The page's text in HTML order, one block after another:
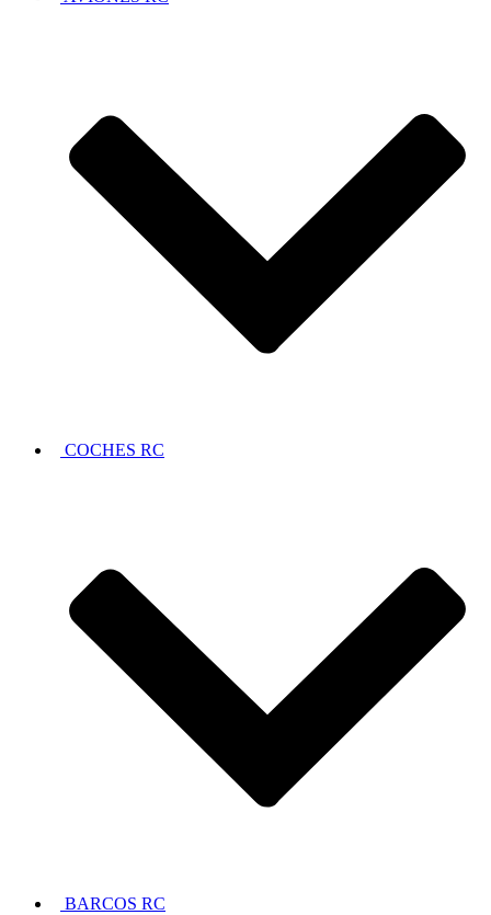
COCHES RC
BARCOS RC